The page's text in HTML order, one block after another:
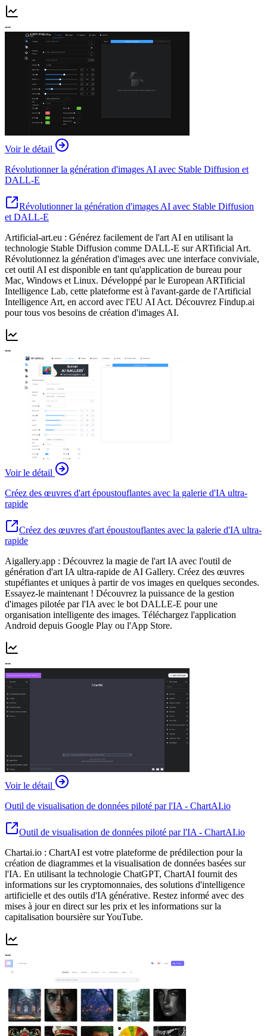
--
Voir le détail
Révolutionner la génération d'images AI avec Stable Diffusion et
DALL-E
Révolutionner la génération d'images AI avec Stable Diffusion
et DALL-E
Artificial-art.eu : Générez facilement de l'art AI en utilisant la
technologie Stable Diffusion comme DALL-E sur ARTificial Art.
Révolutionnez la génération d'images avec une interface conviviale,
cet outil AI est disponible en tant qu'application de bureau pour
Mac, Windows et Linux. Développé par le European ARTificial
Intelligence Lab, cette plateforme est à l'avant-garde de l'Artificial
Intelligence Art, en accord avec l'EU AI Act. Découvrez Findup.ai
pour tous vos besoins de création d'images AI.
--
Voir le détail
Créez des œuvres d'art époustouflantes avec la galerie d'IA ultra-
rapide
Créez des œuvres d'art époustouflantes avec la galerie d'IA ultra-
rapide
Aigallery.app : Découvrez la magie de l'art IA avec l'outil de
génération d'art IA ultra-rapide de AI Gallery. Créez des œuvres
stupéfiantes et uniques à partir de vos images en quelques secondes.
Essayez-le maintenant ! Découvrez la puissance de la gestion
d'images pilotée par l'IA avec le bot DALLE-E pour une
organisation intelligente des images. Téléchargez l'application
Android depuis Google Play ou l'App Store.
--
Voir le détail
Outil de visualisation de données piloté par l'IA - ChartAI.io
Outil de visualisation de données piloté par l'IA - ChartAI.io
Chartai.io : ChartAI est votre plateforme de prédilection pour la
création de diagrammes et la visualisation de données basées sur
l'IA. En utilisant la technologie ChatGPT, ChartAI fournit des
informations sur les cryptomonnaies, des solutions d'intelligence
artificielle et des outils d'IA générative. Restez informé avec des
mises à jour en direct sur les prix et les informations sur la
capitalisation boursière sur YouTube.
--